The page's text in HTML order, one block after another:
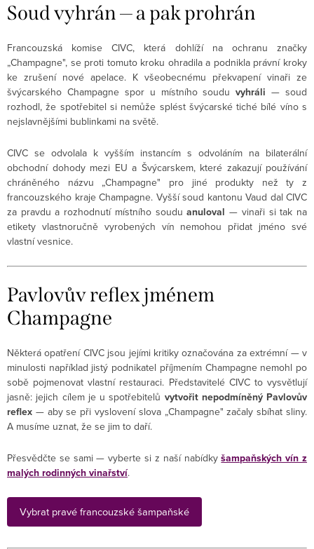
Soud vyhrán — a pak prohrán
Francouzská komise CIVC, která dohlíží na ochranu značky
„Champagne", se proti tomuto kroku ohradila a podnikla právní kroky
ke zrušení nové apelace. K všeobecnému překvapení vinaři ze
švýcarského Champagne spor u místního souduvyhráli — soud
rozhodl, že spotřebitel si nemůže splést švýcarské tiché bílé víno s
nejslavnějšími bublinkami na světě.
CIVC se odvolala k vyšším instancím s odvoláním na bilaterální
obchodní dohody mezi EU a Švýcarskem, které zakazují používání
chráněného názvu „Champagne" pro jiné produkty než ty z
francouzského kraje Champagne. Vyšší soud kantonu Vaud dal CIVC
za pravdu a rozhodnutí místního souduanuloval — vinaři si tak na
etikety vlastnoručně vyrobených vín nemohou přidat jméno své
vlastní vesnice.
Pavlovův reflex jménem
Champagne
Některá opatření CIVC jsou jejími kritiky označována za extrémní — v
minulosti například jistý podnikatel příjmením Champagne nemohl po
sobě pojmenovat vlastní restauraci. Představitelé CIVC to vysvětlují
jasně: jejich cílem je u spotřebitelů vytvořit nepodmíněný Pavlovův
reflex — aby se při vyslovení slova „Champagne" začaly sbíhat sliny.
A musíme uznat, že se jim to daří.
Přesvědčte se sami — vyberte si z naší nabídkyšampaňských vín z
malých rodinných vinařství.
Vybrat pravé francouzské šampaňské